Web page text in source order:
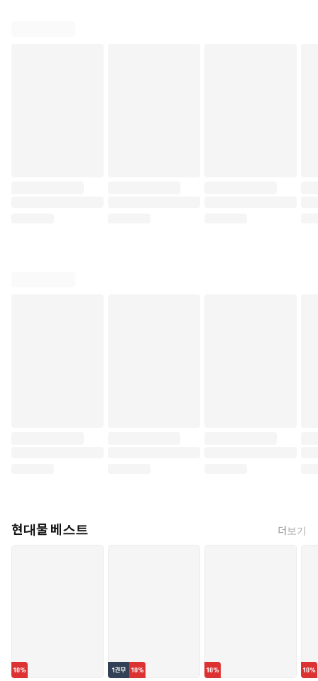
현대물 베스트 더보기